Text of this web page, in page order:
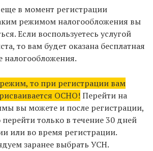
а данного кода при
не было проставлено, то вы
отправить в налоговую
о добавлении новых ОКВЭД.
ВСЕ коды, чтобы «не
подлежит обязательному
и должна соответствовать
закона. Чтобы не столкнуться с
проблемами, не
проставлять те коды,
по которым вы 100% ни при
в момент регистрации
режимом налогообложения вы
Если воспользуетесь услугой
то вам будет оказана бесплатная
то при регистрации вам
ОСНО! Перейти на
вы можете и после регистрации,
только в течение 30 дней
или во время регистрации.
заранее выбрать УСН.